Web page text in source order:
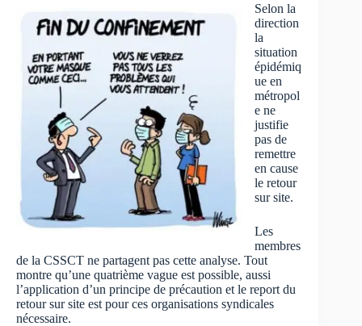
Selon la
direction
la
situation
épidémiq
ue en
métropol
e ne
justifie
pas de
remettre
en cause
le retour
sur site.
Les
membres
de la CSSCT ne partagent pas cette analyse. Tout
montre qu’une quatrième vague est possible, aussi
l’application d’un principe de précaution et le report du
retour sur site est pour ces organisations syndicales
nécessaire.